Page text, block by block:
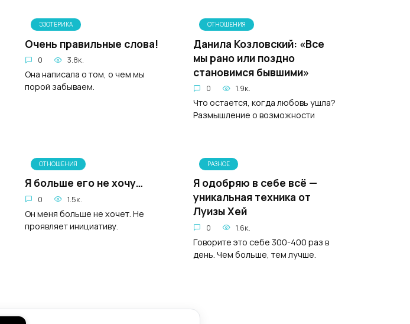
ЭЗОТЕРИКА
Очень правильные слова!
0 3.8к.
Она написала о том, о чем мы
порой забываем.
ОТНОШЕНИЯ
Данила Козловский: «Все
мы рано или поздно
становимся бывшими»
0 1.9к.
Что остается, когда любовь ушла?
Размышление о возможности
ОТНОШЕНИЯ
Я больше его не хочу…
0 1.5к.
Он меня больше не хочет. Не
проявляет инициативу.
РАЗНОЕ
Я одобряю в себе всё —
уникальная техника от
Луизы Хей
0 1.6к.
Говорите это себе 300-400 раз в
день. Чем больше, тем лучше.